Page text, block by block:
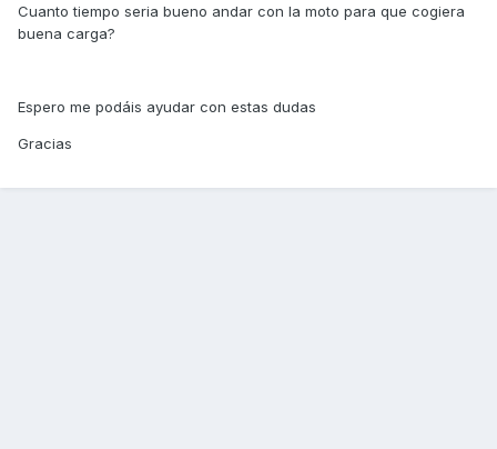
Cuanto tiempo seria bueno andar con la moto para que cogiera
buena carga?
Espero me podáis ayudar con estas dudas
Gracias